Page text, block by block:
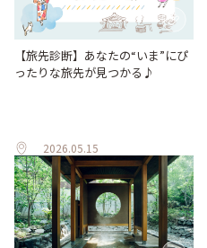
【旅先診断】あなたの“いま”にぴ
ったりな旅先が見つかる♪
2026.05.15